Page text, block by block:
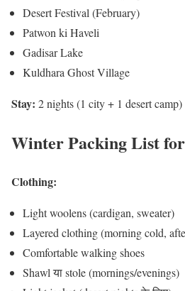
Desert Festival (February)
Patwon ki Haveli
Gadisar Lake
Kuldhara Ghost Village
Stay: 2 nights (1 city + 1 desert camp)
Winter Packing List
Clothing:
Light woolens (cardigan, sweater)
Layered clothing (morning cold,
Comfortable walking shoes
Shawl या stole (mornings/evenings)